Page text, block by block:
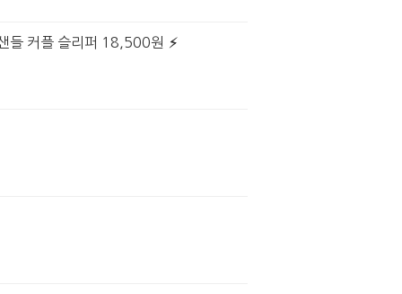
들 커플 슬리퍼 18,500원